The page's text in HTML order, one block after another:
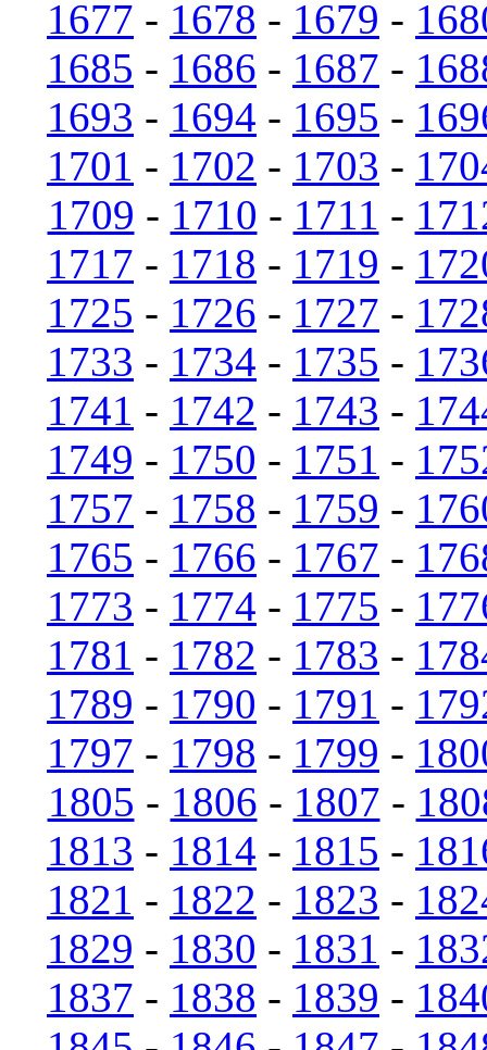
1677 - 1678 - 1679 -
1685 - 1686 - 1687 -
1693 - 1694 - 1695 -
1701 - 1702 - 1703 -
1709 - 1710 - 1711 -
1717 - 1718 - 1719 -
1725 - 1726 - 1727 -
1733 - 1734 - 1735 -
1741 - 1742 - 1743 -
1749 - 1750 - 1751 -
1757 - 1758 - 1759 -
1765 - 1766 - 1767 -
1773 - 1774 - 1775 -
1781 - 1782 - 1783 -
1789 - 1790 - 1791 -
1797 - 1798 - 1799 -
1805 - 1806 - 1807 -
1813 - 1814 - 1815 -
1821 - 1822 - 1823 -
1829 - 1830 - 1831 -
1837 - 1838 - 1839 -